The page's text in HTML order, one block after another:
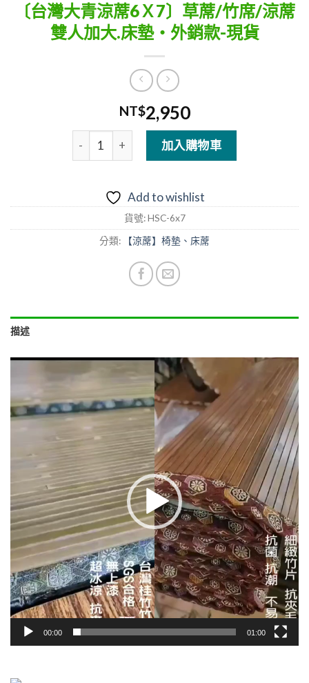
〔台灣大青涼蓆6Ｘ7〕草蓆/竹席/涼蓆
雙人加大.床墊‧外銷款-現貨
NT$2,950
〔台灣大青涼蓆6Ｘ7〕草蓆/竹席/涼蓆雙人加
加入購物車
Add to wishlist
貨號:HSC-6x7
分類:
【涼蓆】椅墊、床蓆
描述
播
放
00:00 01:00